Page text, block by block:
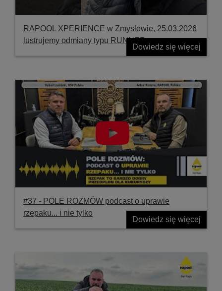
RAPOOL XPERIENCE w Zmysłowie, 25.03.2026
lustrujemy odmiany typu RUNNER
Dowiedz się więcej
#37 ‐ POLE ROZMÓW podcast o uprawie
rzepaku... i nie tylko
Dowiedz się więcej